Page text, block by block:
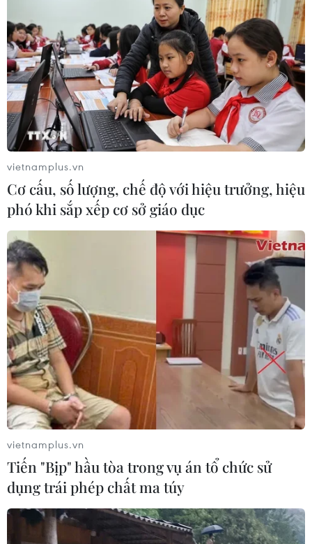
vietnamplus.vn
Cơ cấu, số lượng, chế độ với hiệu trưởng, hiệu
phó khi sắp xếp cơ sở giáo dục
vietnamplus.vn
Tiến "Bịp" hầu tòa trong vụ án tổ chức sử
dụng trái phép chất ma túy